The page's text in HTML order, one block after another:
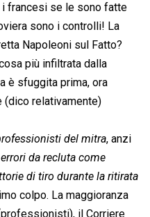
i francesi se le sono fatte
sono i controlli! La
Napoleoni sul Fatto?
più infiltrata dalla
è sfuggita prima, ora
relativamente)
del mitra, anzi
da recluta come
di tiro durante la ritirata
colpo. La maggioranza
il Corriere